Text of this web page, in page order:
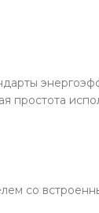
простота
со